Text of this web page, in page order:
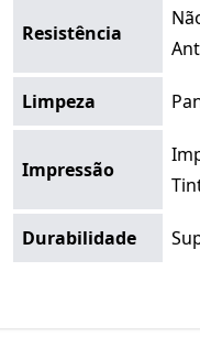
Resistência
Limpeza
Impressão
Durabilidade